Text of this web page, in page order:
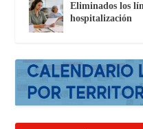
Eliminados los
hospitalización